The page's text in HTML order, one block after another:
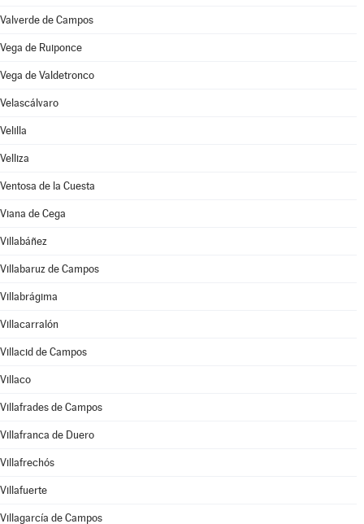
Valverde de Campos
Vega de Ruiponce
Vega de Valdetronco
Velascálvaro
Velilla
Velliza
Ventosa de la Cuesta
Viana de Cega
Villabáñez
Villabaruz de Campos
Villabrágima
Villacarralón
Villacid de Campos
Villaco
Villafrades de Campos
Villafranca de Duero
Villafrechós
Villafuerte
Villagarcía de Campos